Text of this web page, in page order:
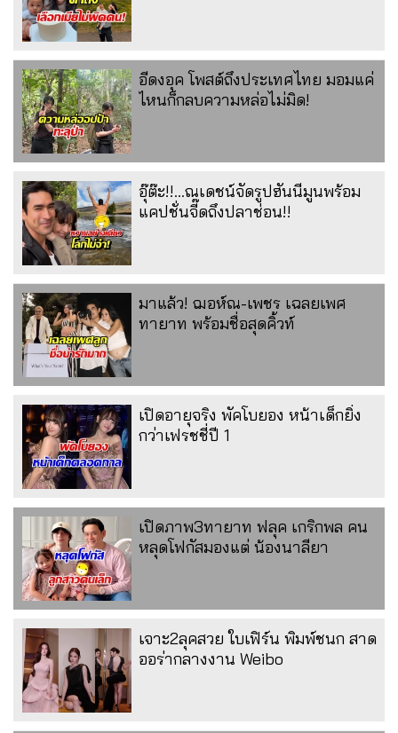
อีดงอุค โพสต์ถึงประเทศไทย มอมแค่
ไหนก็กลบความหล่อไม่มิด!
อุ๊ต๊ะ!!...ณเดชน์จัดรูปฮันนีมูนพร้อม
แคปชั่นจี๊ดถึงปลาช่อน!!
มาแล้ว! ฌอห์ณ-เพชร เฉลยเพศ
ทายาท พร้อมชื่อสุดคิ้วท์
เปิดอายุจริง พัคโบยอง หน้าเด็กยิ่ง
กว่าเฟรชชี่ปี 1
เปิดภาพ3ทายาท ฟลุค เกริกพล คน
หลุดโฟกัสมองแต่ น้องนาลียา
เจาะ2ลุคสวย ใบเฟิร์น พิมพ์ชนก สาด
ออร่ากลางงาน Weibo